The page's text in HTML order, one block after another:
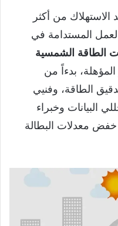
الاستهلاك من أكثر
المستدامة في
الطاقة الشمسية
بدءاً من
الطاقة، وفنيي
البيانات وخبراء
معدلات البطالة